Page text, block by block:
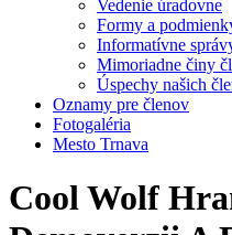
Vedenie úradovne
Formy a
Informatívne
Mimoriadne činy
Úspechy našich
Oznamy pre členov
Fotogaléria
Mesto Trnava
Cool Wolf